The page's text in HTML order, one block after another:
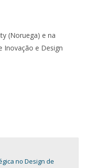
(Noruega) e na
Inovação e Design
no Design de